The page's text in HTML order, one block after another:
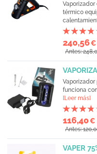
Vaporizador
térmico
240,56€
Antes:
funciona
[Leer más]
116,40€
Antes:
VAPER